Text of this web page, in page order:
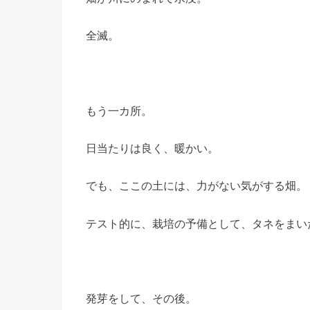
全滅。
もう一カ所。
日当たりは良く、暖かい。
でも、ここの土には、力がない気がする畑。
テスト的に、栽培の予備として、タネをまい
発芽をして、その後。